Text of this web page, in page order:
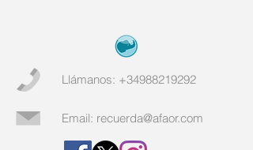
Llámanos: +34988219292
Email: recuerda@afaor.com